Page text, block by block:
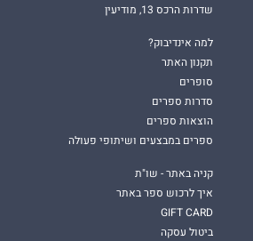
שדרות הרכס 13, מודיעין
למה אינדיבוק?
תקנון האתר
סופרים
סדרות ספרים
הוצאות ספרים
ספרים במבצעים ושיתופי פעולה
קניה באתר - שו"ת
איך לרכוש ספר באתר
GIFT CARD
ביטול עסקה